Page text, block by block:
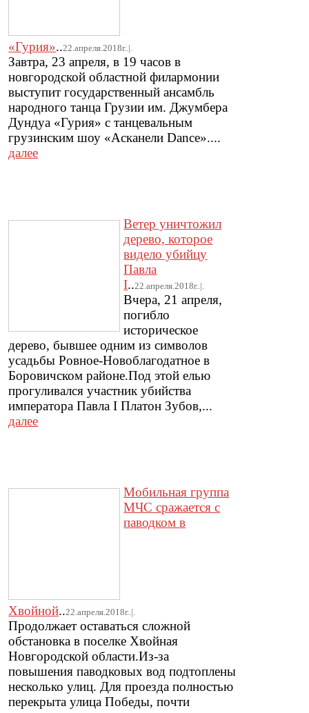
«Гурия»..22.апреля.2018г..|.
Завтра, 23 апреля, в 19 часов в
новгородской областной филармонии
выступит государственный ансамбль
народного танца Грузии им. Джумбера
Дундуа «Гурия» с танцевальным
грузинским шоу «Асканели Dance»....
далее
Ветер уничтожил
дерево, которое
видело убийцу
Павла
I..22.апреля.2018г..|.
Вчера, 21 апреля,
погибло
историческое
дерево, бывшее одним из символов
усадьбы Ровное-Новоблагодатное в
Боровичском районе.Под этой елью
прогуливался участник убийства
императора Павла I Платон Зубов,...
далее
Мобильная группа
МЧС сражается с
паводком в
Хвойной..22.апреля.2018г..|.
Продолжает оставаться сложной
обстановка в поселке Хвойная
Новгородской области.Из-за
повышения паводковых вод подтоплены
несколько улиц. Для проезда полностью
перекрыта улица Победы, почти